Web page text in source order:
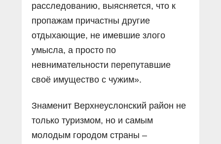
расследованию, выясняется, что к
пропажам причастны другие
отдыхающие, не имевшие злого
умысла, а просто по
невнимательности перепутавшие
своё имущество с чужим».
Знаменит Верхнеуслонский район не
только туризмом, но и самым
молодым городом страны –